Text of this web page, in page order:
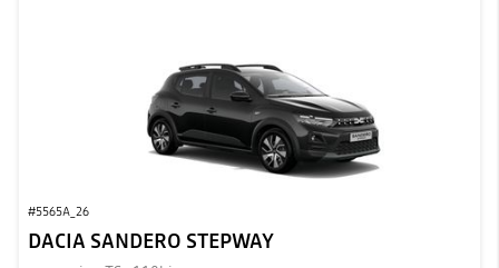
#5565A_26
DACIA SANDERO STEPWAY